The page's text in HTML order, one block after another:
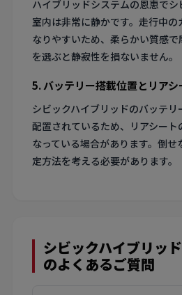
ハイブリッドシステムの恩恵で
室内は非常に静かです。走行中
なりやすいため、柔らかい質感
を選ぶと静寂性を損ないません。
5. バッテリー搭載位置とリア
シビックハイブリッドのバッテ
配置されているため、リアシート
なっている場合があります。倒
定方法を考える必要があります。
シビックハイブリッ
のよくあるご質問